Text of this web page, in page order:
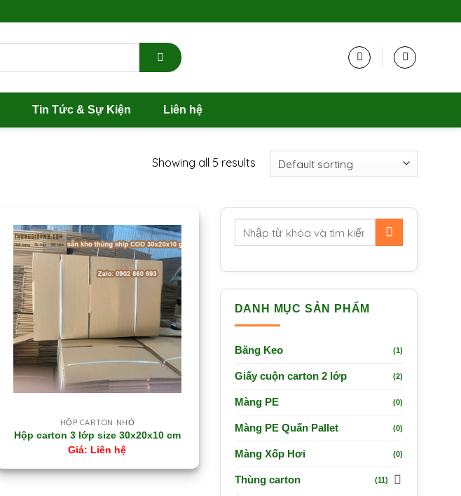
Tin Tức & Sự Kiện Liên hệ
Showing all 5 results
HỘP CARTON NHỎ
Hộp carton 3 lớp size 30x20x10 cm
Liên hệ
DANH MỤC SẢN PHẨM
Băng Keo (1)
Giấy cuộn carton 2 lớp (2)
Màng PE (0)
Màng PE Quấn Pallet (0)
Màng Xốp Hơi (0)
Thùng carton (11)